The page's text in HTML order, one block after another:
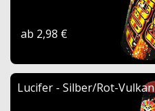
ab 2,98 €
Lucifer - Silber/Rot-Vulkan